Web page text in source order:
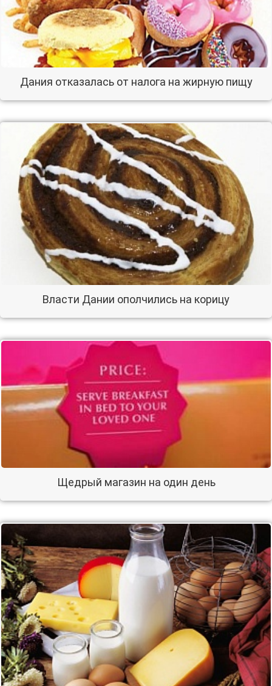
Дания отказалась от налога на жирную пищу
Власти Дании ополчились на корицу
Щедрый магазин на один день